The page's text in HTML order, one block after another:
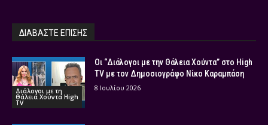
ΔΙΑΒΑΣΤΕ ΕΠΙΣΗΣ
Διάλογοι με τη
Θάλεια Χούντα High
TV
Οι “Διάλογοι με την Θάλεια Χούντα” στο High
TV με τον Δημοσιογράφο Νίκο Καραμπάση
8 Ιουλίου 2026